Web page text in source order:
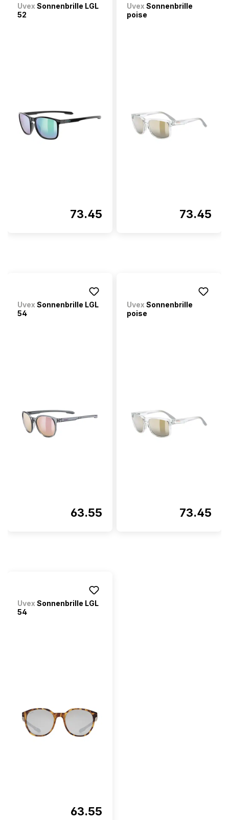
Uvex Sonnenbrille LGL
52
73.45
Uvex Sonnenbrille
poise
73.45
Uvex Sonnenbrille LGL
54
63.55
Uvex Sonnenbrille
poise
73.45
Uvex Sonnenbrille LGL
54
63.55